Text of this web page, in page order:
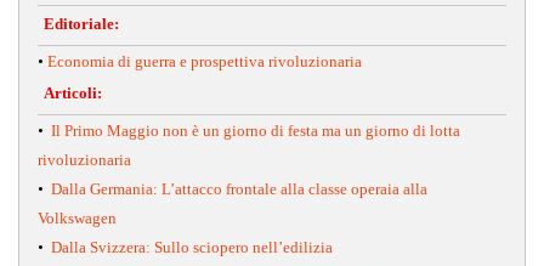
Editoriale:
• Economia di guerra e prospettiva rivoluzionaria
Articoli:
• Il Primo Maggio non è un giorno di festa ma un giorno di lotta
rivoluzionaria
• Dalla Germania: L’attacco frontale alla classe operaia alla
Volkswagen
• Dalla Svizzera: Sullo sciopero nell’edilizia